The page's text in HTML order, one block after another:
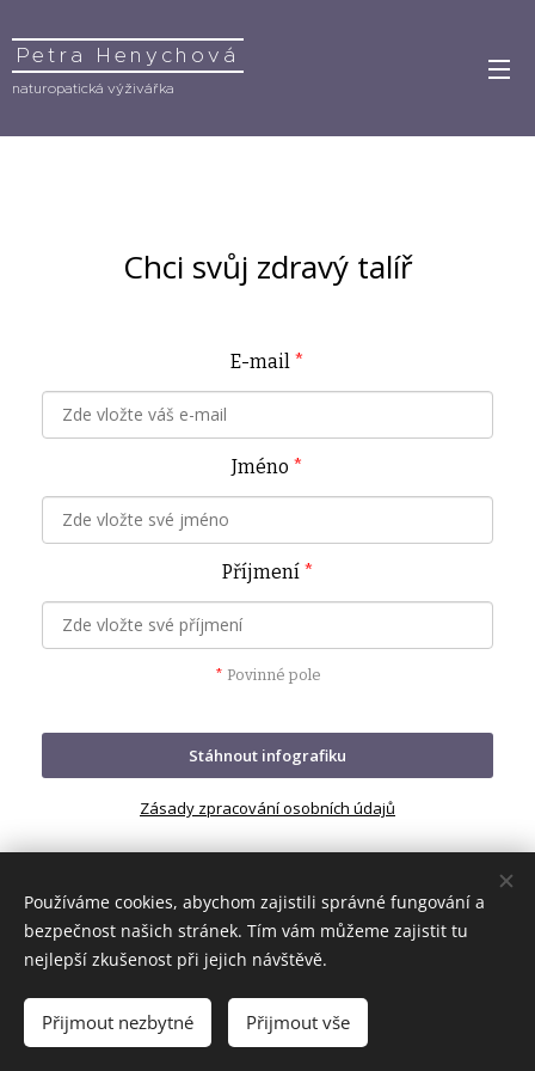
Petra Henychová
naturopatická výživářka
Chci svůj zdravý talíř
E-mail *
Jméno *
Příjmení *
* Povinné pole
Stáhnout infografiku
Zásady zpracování osobních údajů
© 2026 Petra Henychová
Obchodní podmínky/GDPR
Používáme cookies, abychom zajistili správné fungování a
bezpečnost našich stránek. Tím vám můžeme zajistit tu
nejlepší zkušenost při jejich návštěvě.
Přijmout nezbytné Přijmout vše